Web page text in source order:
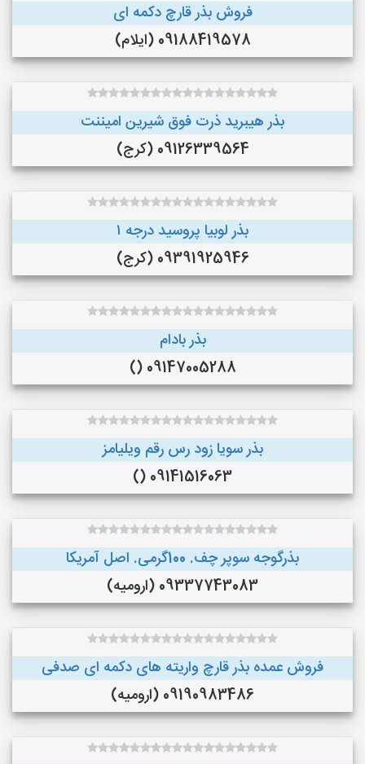
فروش بذر قارچ دکمه ای
09188419578 (ایلام)
بذر هیبرید ذرت فوق شیرین امیننت
09126339564 (کرج)
بذر لوبیا پروسید درجه ۱
09391925946 (کرج)
بذر بادام
09147005288 ()
بذر سویا زود رس رقم ویلیامز
09141516063 ()
بذرگوجه‌ سوپر چف. 100گرمی. اصل آمریکا
09337743083 (ارومیه)
فروش عمده بذر قارچ واریته های دکمه ای صدفی
09190983486 (ارومیه)